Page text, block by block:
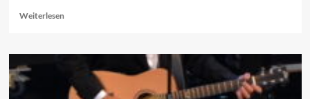
WeiterlesenRead
Sanremo
Gästeliste